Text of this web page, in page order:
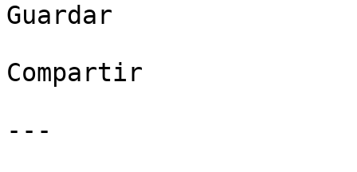
Guardar
Compartir
---